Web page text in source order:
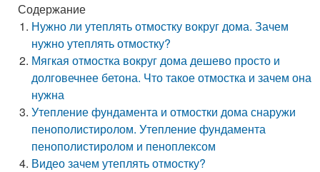
Содержание
Нужно ли утеплять отмостку вокруг дома. Зачем
нужно утеплять отмостку?
Мягкая отмостка вокруг дома дешево просто и
долговечнее бетона. Что такое отмостка и зачем она
нужна
Утепление фундамента и отмостки дома снаружи
пенополистиролом. Утепление фундамента
пенополистиролом и пеноплексом
Видео зачем утеплять отмостку?